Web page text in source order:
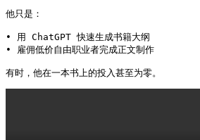
他只是：
• 用 ChatGPT 快速生成书籍大纲
• 雇佣低价自由职业者完成正文制作
有时，他在一本书上的投入甚至为零。